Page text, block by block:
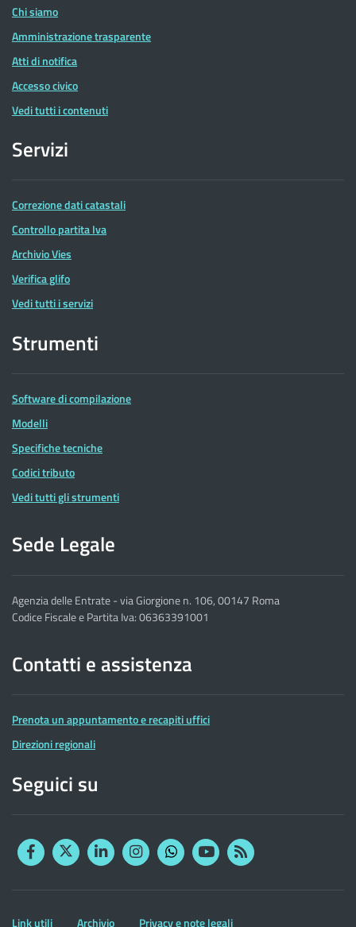
Chi siamo
Amministrazione trasparente
Atti di notifica
Accesso civico
Vedi tutti i contenuti
Servizi
Correzione dati catastali
Controllo partita Iva
Archivio Vies
Verifica glifo
Vedi tutti i servizi
Strumenti
Software di compilazione
Modelli
Specifiche tecniche
Codici tributo
Vedi tutti gli strumenti
Sede Legale
Agenzia delle Entrate - via Giorgione n. 106, 00147 Roma
Codice Fiscale e Partita Iva: 06363391001
Contatti e assistenza
Prenota un appuntamento e recapiti uffici
Direzioni regionali
Seguici su
FacebookTwitterLinkedinInstagram
YouTubeRSS
Altre
Link utili Archivio Privacy e note legali